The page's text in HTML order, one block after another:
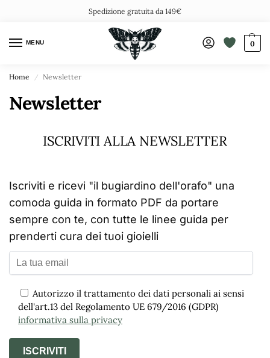
Spedizione gratuita da 149€
MENU 0
Home / Newsletter
Newsletter
ISCRIVITI ALLA NEWSLETTER
Iscriviti e ricevi "il bugiardino dell'orafo" una
comoda guida in formato PDF da portare
sempre con te, con tutte le linee guida per
prenderti cura dei tuoi gioielli
Autorizzo il trattamento dei dati personali ai sensi
dell'art.13 del Regolamento UE 679/2016 (GDPR)
informativa sulla privacy